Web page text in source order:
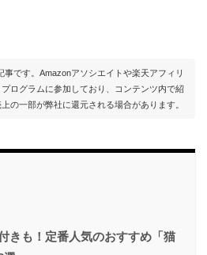
です。Amazonアソシエイトや楽天アフィリ
ログラムに参加しており、コンテンツ内で紹
の一部が弊社に還元される場合があります。
きも！定番人気のおすすめ「猫